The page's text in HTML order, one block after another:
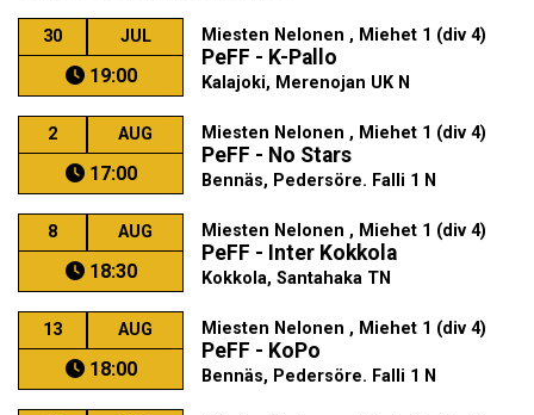
30 JUL
19:00
Miesten Nelonen , Miehet 1 (div 4)
PeFF - K-Pallo
Kalajoki, Merenojan UK N
2 AUG
17:00
Miesten Nelonen , Miehet 1 (div 4)
PeFF - No Stars
Bennäs, Pedersöre. Falli 1 N
8 AUG
18:30
Miesten Nelonen , Miehet 1 (div 4)
PeFF - Inter Kokkola
Kokkola, Santahaka TN
13 AUG
18:00
Miesten Nelonen , Miehet 1 (div 4)
PeFF - KoPo
Bennäs, Pedersöre. Falli 1 N